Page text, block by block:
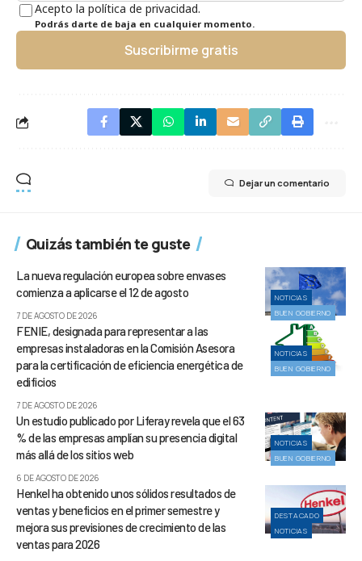
Acepto la política de privacidad.
Podrás darte de baja en cualquier momento.
Suscribirme gratis
Dejar un comentario
Quizás también te guste
NOTICIAS
BUEN GOBIERNO
La nueva regulación europea sobre envases
comienza a aplicarse el 12 de agosto
7 DE AGOSTO DE 2026
NOTICIAS
BUEN GOBIERNO
FENIE, designada para representar a las
empresas instaladoras en la Comisión Asesora
para la certificación de eficiencia energética de
edificios
7 DE AGOSTO DE 2026
NOTICIAS
BUEN GOBIERNO
Un estudio publicado por Liferay revela que el 63
% de las empresas amplían su presencia digital
más allá de los sitios web
6 DE AGOSTO DE 2026
DESTACADO
NOTICIAS
Henkel ha obtenido unos sólidos resultados de
ventas y beneficios en el primer semestre y
mejora sus previsiones de crecimiento de las
ventas para 2026